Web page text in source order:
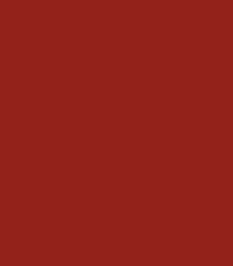
nach Limbach- Oberfrohna, in Limbach- Oberfrohna